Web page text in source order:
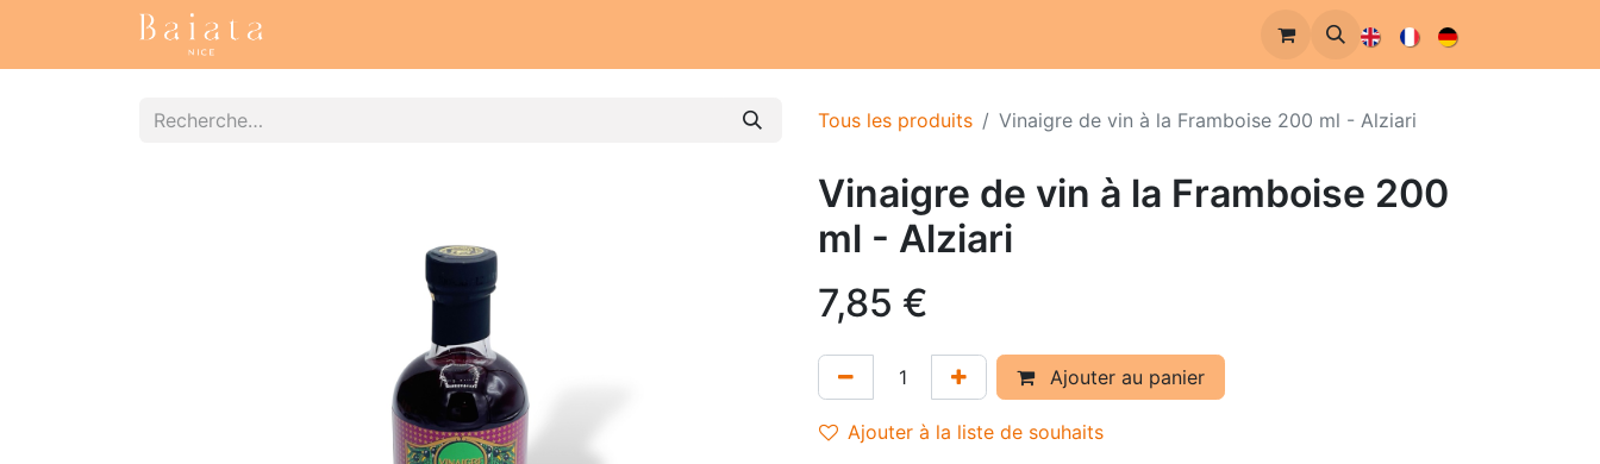
Tous les produits Vinaigre de vin à la Framboise 200 ml - Alziari
Vinaigre de vin à la Framboise 200
ml - Alziari
7,85 €
Ajouter au panier
Ajouter à la liste de souhaits